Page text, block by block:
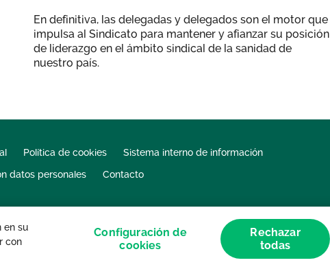
En definitiva, las delegadas y delegados son el motor que
impulsa al Sindicato para mantener y afianzar su posición
de liderazgo en el ámbito sindical de la sanidad de
nuestro país.
Política de cookies
Sistema interno de información
datos personales
Contacto
en su
con
Configuración de
cookies
Rechazar
todas